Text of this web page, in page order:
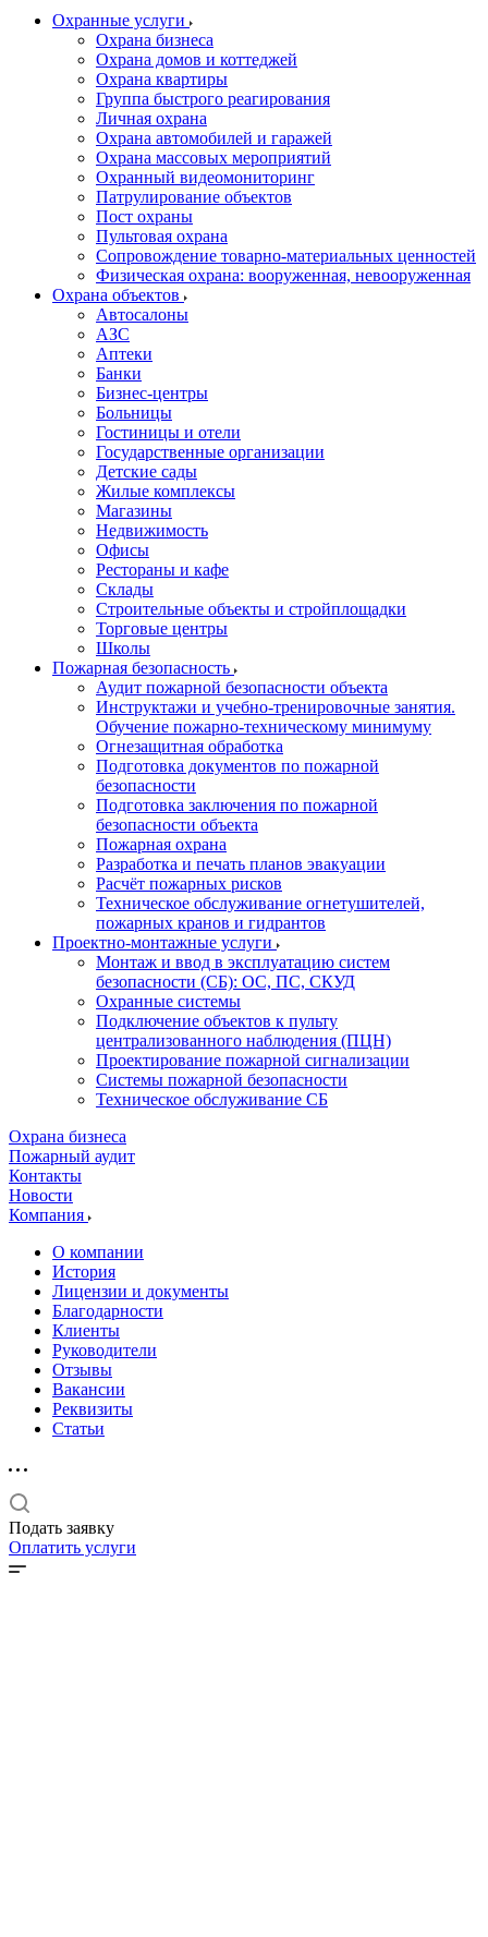
Охранные услуги
Охрана бизнеса
Охрана домов и коттеджей
Охрана квартиры
Группа быстрого реагирования
Личная охрана
Охрана автомобилей и гаражей
Охрана массовых мероприятий
Охранный видеомониторинг
Патрулирование объектов
Пост охраны
Пультовая охрана
Сопровождение товарно-материальных ценностей
Физическая охрана: вооруженная, невооруженная
Охрана объектов
Автосалоны
АЗС
Аптеки
Банки
Бизнес-центры
Больницы
Гостиницы и отели
Государственные организации
Детские сады
Жилые комплексы
Магазины
Недвижимость
Офисы
Рестораны и кафе
Склады
Строительные объекты и стройплощадки
Торговые центры
Школы
Пожарная безопасность
Аудит пожарной безопасности объекта
Инструктажи и учебно-тренировочные занятия.
Обучение пожарно-техническому минимуму
Огнезащитная обработка
Подготовка документов по пожарной
безопасности
Подготовка заключения по пожарной
безопасности объекта
Пожарная охрана
Разработка и печать планов эвакуации
Расчёт пожарных рисков
Техническое обслуживание огнетушителей,
пожарных кранов и гидрантов
Проектно-монтажные услуги
Монтаж и ввод в эксплуатацию систем
безопасности (СБ): ОС, ПС, СКУД
Охранные системы
Подключение объектов к пульту
централизованного наблюдения (ПЦН)
Проектирование пожарной сигнализации
Системы пожарной безопасности
Техническое обслуживание СБ
Охрана бизнеса
Пожарный аудит
Контакты
Новости
Компания
О компании
История
Лицензии и документы
Благодарности
Клиенты
Руководители
Отзывы
Вакансии
Реквизиты
Статьи
Подать заявку
Оплатить услуги